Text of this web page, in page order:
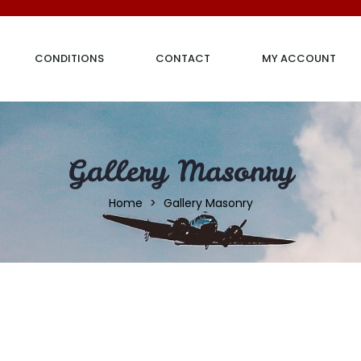
CONDITIONS CONTACT MY ACCOUNT
Gallery Masonry
Home Gallery Masonry